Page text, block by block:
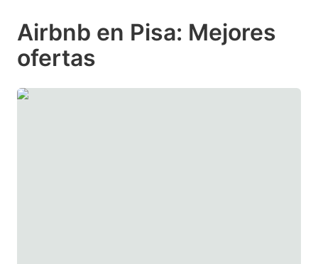
key
to
key
Airbnb en Pisa: Mejores
ofertas